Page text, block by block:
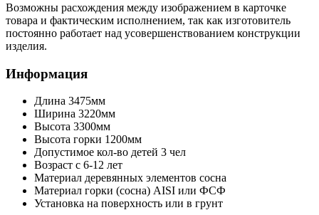
Возможны расхождения между изображением в карточке
товара и фактическим исполнением, так как изготовитель
постоянно работает над усовершенствованием конструкции
изделия.
Информация
Длина 3475мм
Ширина 3220мм
Высота 3300мм
Высота горки 1200мм
Допустимое кол-во детей 3 чел
Возраст с 6-12 лет
Материал деревянных элементов сосна
Материал горки (сосна) AISI или ФСФ
Установка на поверхность или в грунт